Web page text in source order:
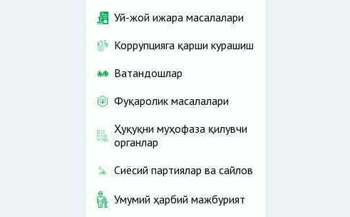
Уй-жой ижара масалалари
Коррупцияга қарши курашиш
Ватандошлар
Фуқаролик масалалари
Ҳуқуқни муҳофаза қилувчи
органлар
Сиёсий партиялар ва сайлов
Умумий ҳарбий мажбурият